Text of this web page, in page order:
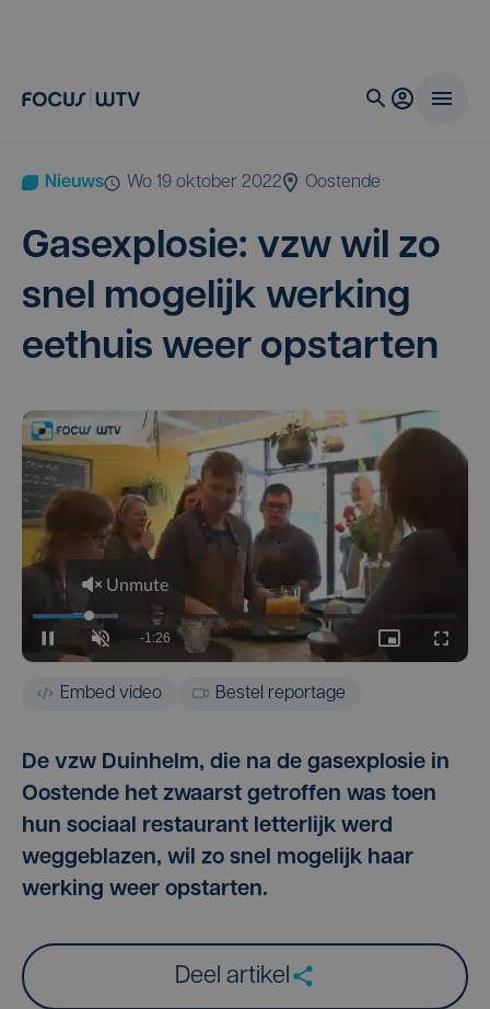
Nieuws wo 19 oktober 2022 Oostende
Gas­ex­plo­sie: vzw wil zo
snel moge­lijk wer­king
eet­huis weer opstarten
Embed video Bestel reportage
De vzw Duinhelm, die na de gasexplosie in
Oostende het zwaarst getroffen was toen
hun sociaal restaurant letterlijk werd
weggeblazen, wil zo snel mogelijk haar
werking weer opstarten.
Deel artikel